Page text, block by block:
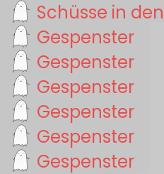
Schüsse in
Gespenster
Gespenster
Gespenster
Gespenster
Gespenster
Gespenster